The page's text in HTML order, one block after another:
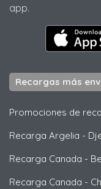
app.
Recargas más
Promociones de
Recarga Argelia -
Recarga Canada -
Recarga Canada -